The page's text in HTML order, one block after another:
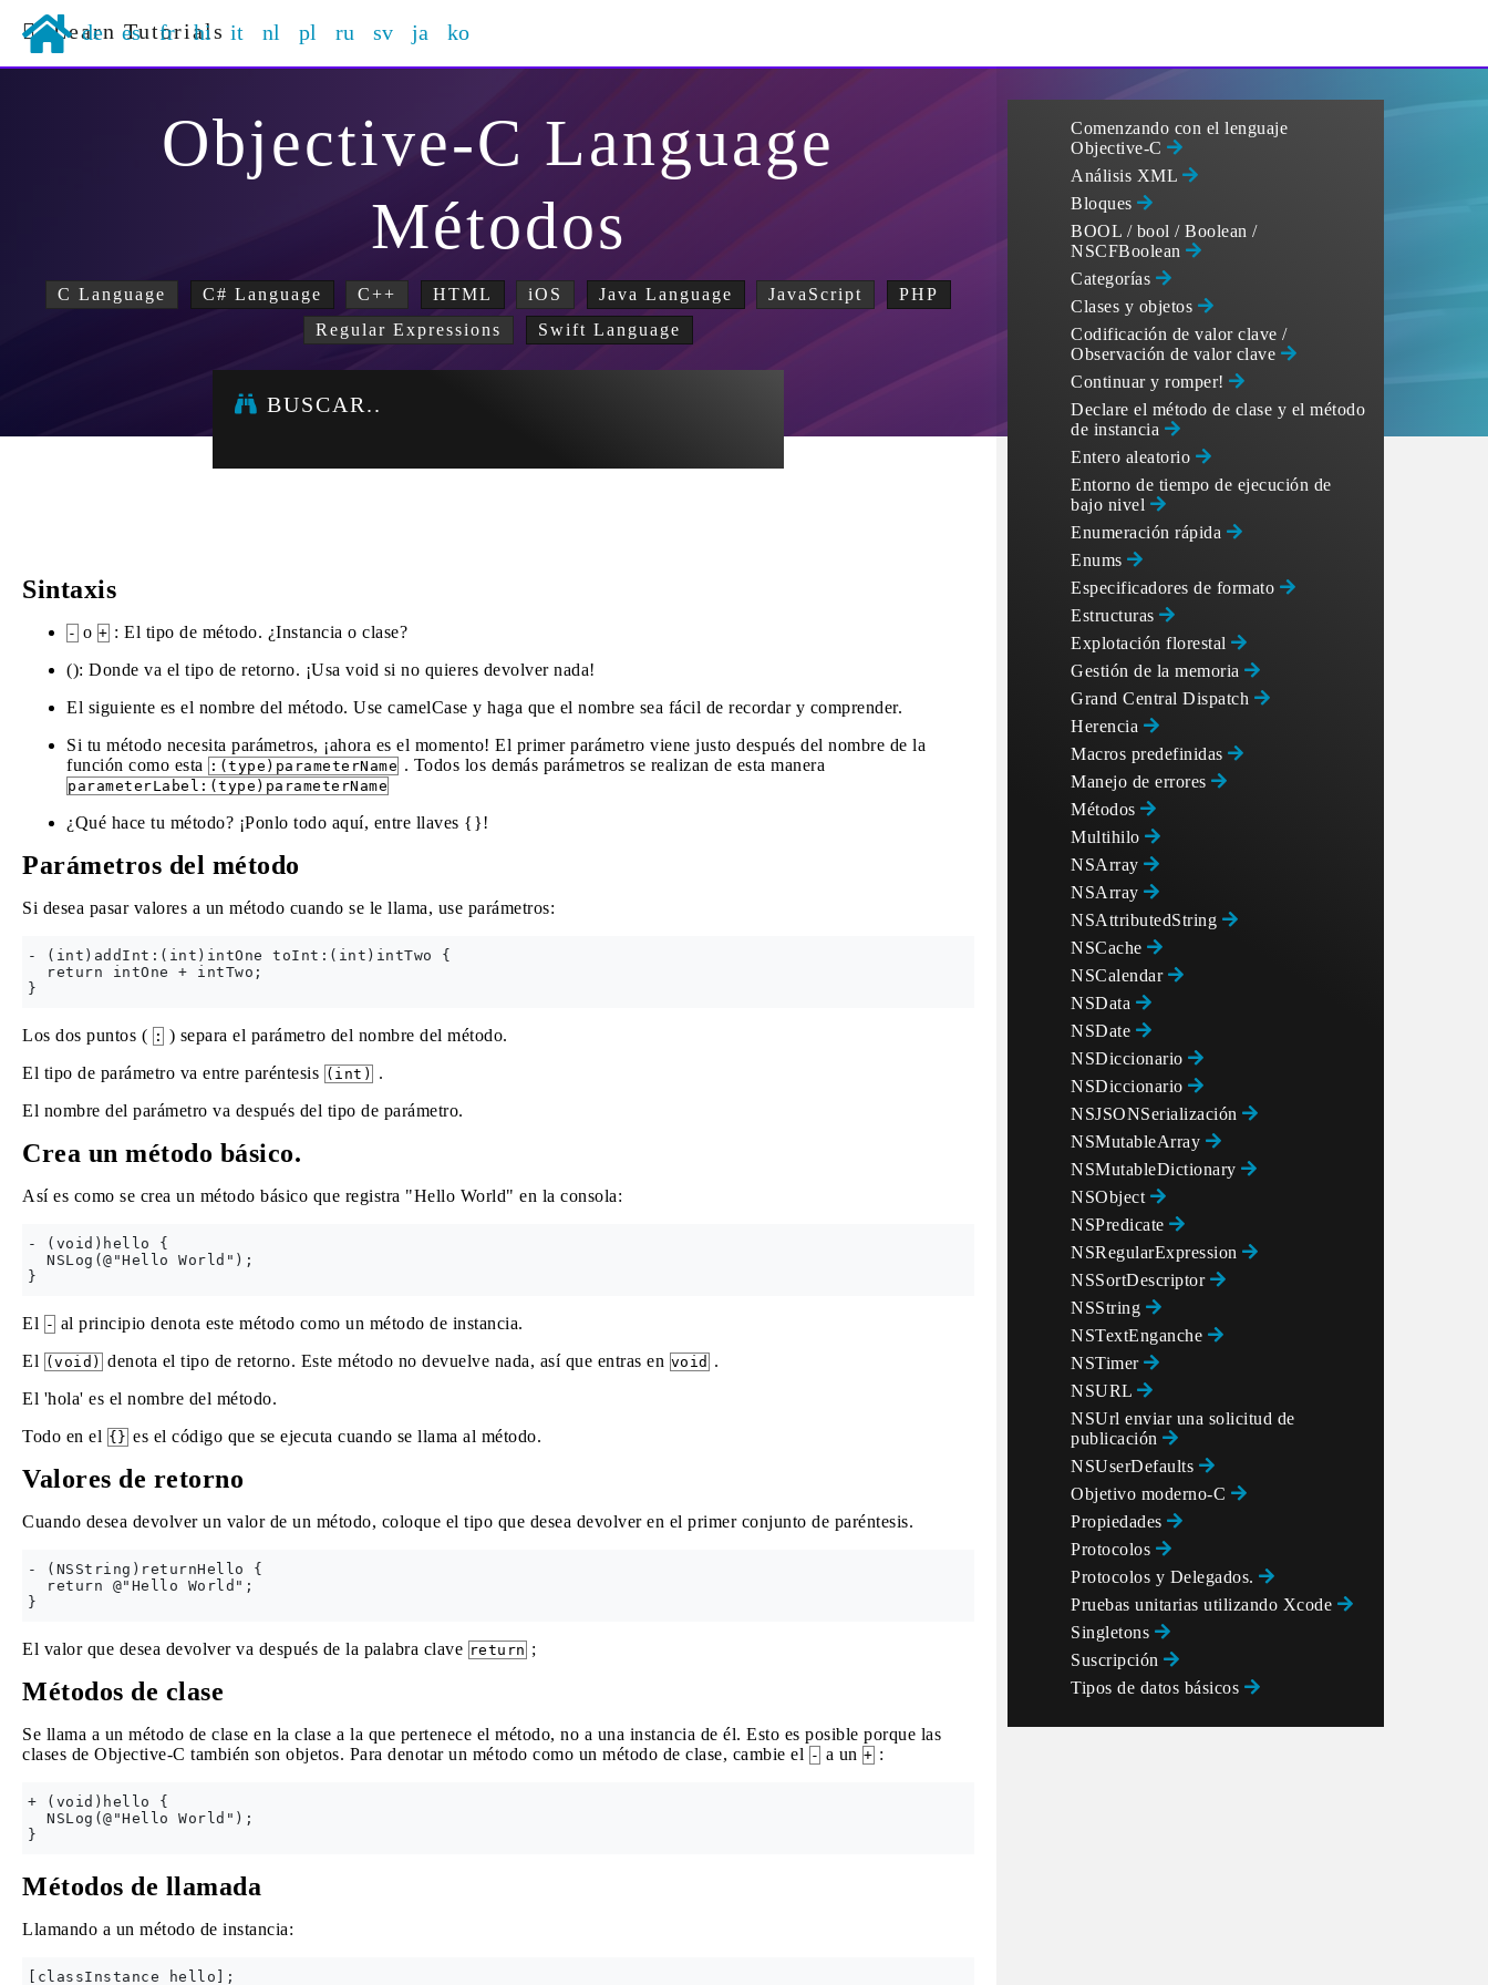
Learn Tutorials
de es fr hi it nl pl ru sv ja ko
Objective-C Language
Métodos
C Language C# Language C++ HTML iOS Java Language JavaScript
PHP
Regular Expressions
Swift Language
BUSCAR..
Sintaxis
- o + : El tipo de método. ¿Instancia o clase?
(): Donde va el tipo de retorno. ¡Usa void si no quieres devolver nada!
El siguiente es el nombre del método. Use camelCase y haga que el nombre sea fácil de recordar y comprender.
Si tu método necesita parámetros, ¡ahora es el momento! El primer parámetro viene justo después del nombre de la
función como esta
:(type)parameterName . Todos los demás parámetros se realizan de esta manera
parameterLabel:(type)parameterName
¿Qué hace tu método? ¡Ponlo todo aquí, entre llaves {}!
Parámetros del método
Si desea pasar valores a un método cuando se le llama, use parámetros:
- (int)addInt:(int)intOne toInt:(int)intTwo {
  return intOne + intTwo;
Los dos puntos ( : ) separa el parámetro del nombre del método.
El tipo de parámetro va entre paréntesis (int)
.
El nombre del parámetro va después del tipo de parámetro.
Crea un método básico.
Así es como se crea un método básico que registra "Hello World" en la consola:
- (void)hello {
  NSLog(@"Hello World");
El - al principio denota este método como un método de instancia.
El (void) denota el tipo de retorno. Este método no devuelve nada, así que entras en void .
El 'hola' es el nombre del método.
Todo en el {} es el código que se ejecuta cuando se llama al método.
Valores de retorno
Cuando desea devolver un valor de un método, coloque el tipo que desea devolver en el primer conjunto de paréntesis.
- (NSString)returnHello {
  return @"Hello World";
El valor que desea devolver va después de la palabra clave return ;
Métodos de clase
Se llama a un método de clase en la clase a la que pertenece el método, no a una instancia de él. Esto es posible porque las
clases de Objective-C también son objetos. Para denotar un método como un método de clase, cambie el - a un + :
+ (void)hello {
  NSLog(@"Hello World");
Métodos de llamada
Llamando a un método de instancia:
[classInstance hello];
Comenzando con el lenguaje
Objective-C
Análisis XML
Bloques
BOOL / bool / Boolean /
NSCFBoolean
Categorías
Clases y objetos
Codificación de valor clave /
Observación de valor clave
Continuar y romper!
Declare el método de clase y el método
de instancia
Entero aleatorio
Entorno de tiempo de ejecución de
bajo nivel
Enumeración rápida
Enums
Especificadores de formato
Estructuras
Explotación florestal
Gestión de la memoria
Grand Central Dispatch
Herencia
Macros predefinidas
Manejo de errores
Métodos
Multihilo
NSArray
NSArray
NSAttributedString
NSCache
NSCalendar
NSData
NSDate
NSDiccionario
NSDiccionario
NSJSONSerialización
NSMutableArray
NSMutableDictionary
NSObject
NSPredicate
NSRegularExpression
NSSortDescriptor
NSString
NSTextEnganche
NSTimer
NSURL
NSUrl enviar una solicitud de
publicación
NSUserDefaults
Objetivo moderno-C
Propiedades
Protocolos
Protocolos y Delegados.
Pruebas unitarias utilizando Xcode
Singletons
Suscripción
Tipos de datos básicos